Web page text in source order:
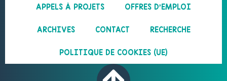
APPELS À PROJETS OFFRES D’EMPLOI
ARCHIVES CONTACT RECHERCHE
POLITIQUE DE COOKIES (UE)